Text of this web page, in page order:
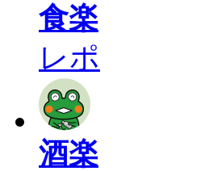
食楽
レポ
酒楽